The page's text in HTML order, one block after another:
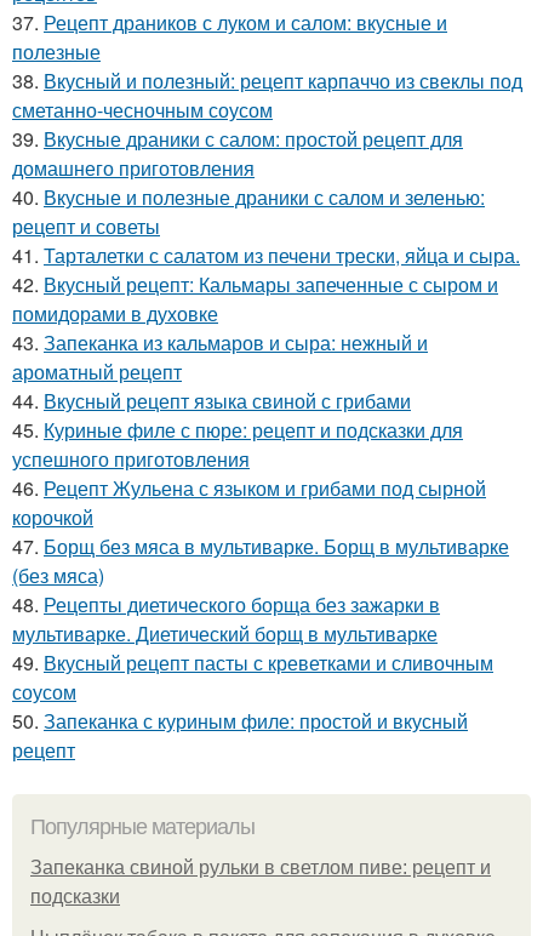
37. Рецепт драников с луком и салом: вкусные и
полезные
38. Вкусный и полезный: рецепт карпаччо из свеклы под
сметанно-чесночным соусом
39. Вкусные драники с салом: простой рецепт для
домашнего приготовления
40. Вкусные и полезные драники с салом и зеленью:
рецепт и советы
41. Тарталетки с салатом из печени трески, яйца и сыра.
42. Вкусный рецепт: Кальмары запеченные с сыром и
помидорами в духовке
43. Запеканка из кальмаров и сыра: нежный и
ароматный рецепт
44. Вкусный рецепт языка свиной с грибами
45. Куриные филе с пюре: рецепт и подсказки для
успешного приготовления
46. Рецепт Жульена с языком и грибами под сырной
корочкой
47. Борщ без мяса в мультиварке. Борщ в мультиварке
(без мяса)
48. Рецепты диетического борща без зажарки в
мультиварке. Диетический борщ в мультиварке
49. Вкусный рецепт пасты с креветками и сливочным
соусом
50. Запеканка с куриным филе: простой и вкусный
рецепт
Популярные материалы
Запеканка свиной рульки в светлом пиве: рецепт и
подсказки